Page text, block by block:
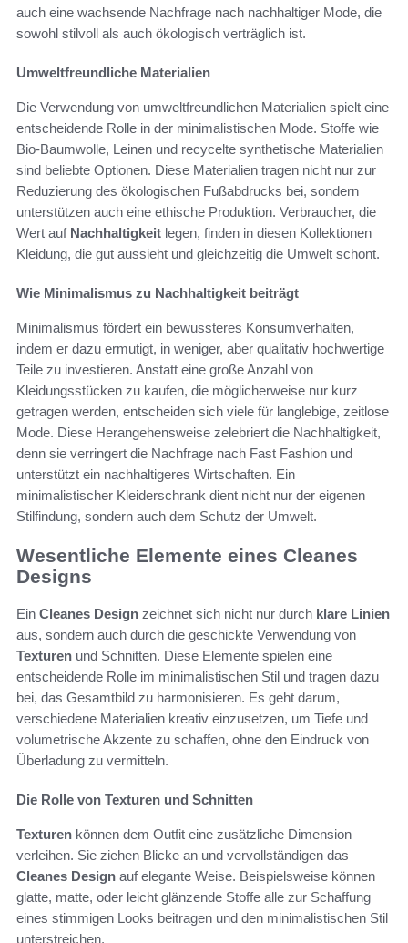
auch eine wachsende Nachfrage nach nachhaltiger Mode, die
sowohl stilvoll als auch ökologisch verträglich ist.
Umweltfreundliche Materialien
Die Verwendung von umweltfreundlichen Materialien spielt eine
entscheidende Rolle in der minimalistischen Mode. Stoffe wie
Bio-Baumwolle, Leinen und recycelte synthetische Materialien
sind beliebte Optionen. Diese Materialien tragen nicht nur zur
Reduzierung des ökologischen Fußabdrucks bei, sondern
unterstützen auch eine ethische Produktion. Verbraucher, die
Wert auf Nachhaltigkeit legen, finden in diesen Kollektionen
Kleidung, die gut aussieht und gleichzeitig die Umwelt schont.
Wie Minimalismus zu Nachhaltigkeit beiträgt
Minimalismus fördert ein bewussteres Konsumverhalten,
indem er dazu ermutigt, in weniger, aber qualitativ hochwertige
Teile zu investieren. Anstatt eine große Anzahl von
Kleidungsstücken zu kaufen, die möglicherweise nur kurz
getragen werden, entscheiden sich viele für langlebige, zeitlose
Mode. Diese Herangehensweise zelebriert die Nachhaltigkeit,
denn sie verringert die Nachfrage nach Fast Fashion und
unterstützt ein nachhaltigeres Wirtschaften. Ein
minimalistischer Kleiderschrank dient nicht nur der eigenen
Stilfindung, sondern auch dem Schutz der Umwelt.
Wesentliche Elemente eines Cleanes
Designs
Ein Cleanes Design zeichnet sich nicht nur durch klare Linien
aus, sondern auch durch die geschickte Verwendung von
Texturen und Schnitten. Diese Elemente spielen eine
entscheidende Rolle im minimalistischen Stil und tragen dazu
bei, das Gesamtbild zu harmonisieren. Es geht darum,
verschiedene Materialien kreativ einzusetzen, um Tiefe und
volumetrische Akzente zu schaffen, ohne den Eindruck von
Überladung zu vermitteln.
Die Rolle von Texturen und Schnitten
Texturen können dem Outfit eine zusätzliche Dimension
verleihen. Sie ziehen Blicke an und vervollständigen das
Cleanes Design auf elegante Weise. Beispielsweise können
glatte, matte, oder leicht glänzende Stoffe alle zur Schaffung
eines stimmigen Looks beitragen und den minimalistischen Stil
unterstreichen.